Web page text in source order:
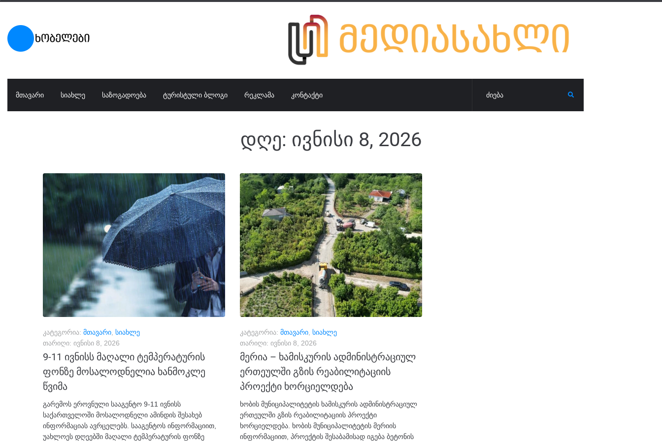
ᲛᲗᲐᲕᲐᲠᲘ ᲡᲘᲐᲮᲚᲔ ᲡᲐᲖᲝᲒᲐᲓᲝᲔᲑᲐ ᲢᲣᲠᲘᲡᲢᲣᲚᲘ ᲑᲚᲝᲒᲘ ᲠᲔᲙᲚᲐᲛᲐ ᲙᲝᲜᲢᲐᲥᲢᲘ
დღე: ივნისი 8, 2026
კატეგორია: მთავარი სიახლე
თარიღი: ივნისი 8, 2026
9-11 ივნისს მაღალი ტემპერატურის
ფონზე მოსალოდნელია ხანმოკლე
წვიმა
გარემოს ეროვნული სააგენტო 9-11 ივნისს
საქართველოში მოსალოდნელი ამინდის შესახებ
ინფორმაციას ავრცელებს. სააგენტოს ინფორმაციით,
უახლოეს დღეებში მაღალი ტემპერატურის ფონზე
კატეგორია: მთავარი სიახლე
თარიღი: ივნისი 8, 2026
მერია – ხამისკურის ადმინისტრაციულ
ერთეულში გზის რეაბილიტაციის
პროექტი ხორციელდება
ხობის მუნიციპალიტეტის ხამისკურის ადმინისტრაციულ
ერთეულში გზის რეაბილიტაციის პროექტი
ხორციელდება. ხობის მუნიციპალიტეტის მერიის
ინფორმაციით, პროექტის შესაბამისად იგება ბეტონის